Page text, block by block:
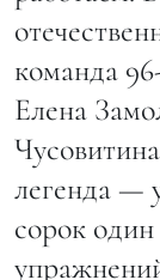
команда
Елена
легенда —
сорок